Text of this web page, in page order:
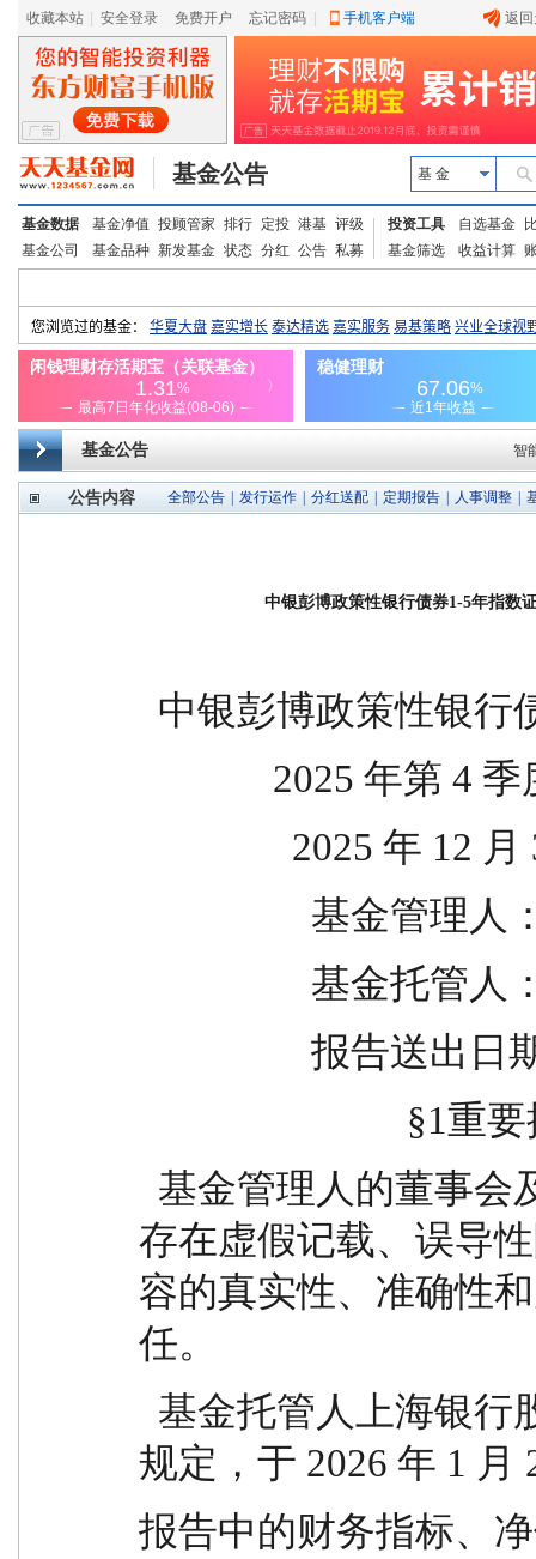
收藏本站 安全登录 免费开户 忘记密码 手机客户端 返
基金公告 基 金
基金数据 基金净值 投顾管家 排行 定投 港基 评级
基金公司
基金品种 新发基金 状态 分红 公告 私募
投资工具 自选基金
基金筛选
收益计算
基金公告 智
公告内容 全部公告 发行运作 分红送配 定期报告 人事调整
中银彭博政策性银行债券1-5年指数
中银彭博政策性银
2025 年第
2025 年
存在虚假记载、误导
容的真实性、准确性
任。
规定，于 2026 年 1 月
报告中的财务指标、